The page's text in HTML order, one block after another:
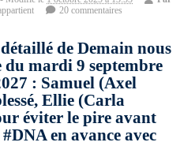
20 commentaires
de Demain nous
mardi 9 septembre
: Samuel (Axel
Ellie (Carla
éviter le pire avant
en avance avec